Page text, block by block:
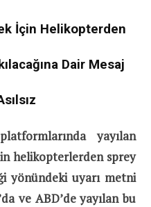
İçin Helikopterden
Dair Mesaj
yayılan
helikopterlerden sprey
yönündeki uyarı metni
ve ABD’de yayılan bu